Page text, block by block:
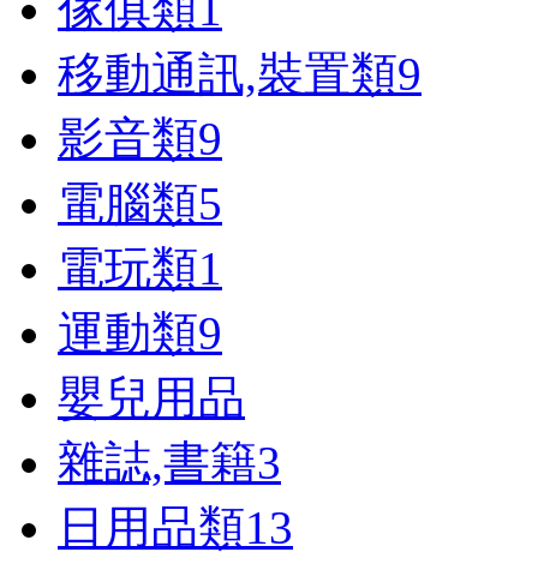
移動通訊,裝置類9
影音類9
電腦類5
電玩類1
運動類9
嬰兒用品
雜誌,書籍3
日用品類13